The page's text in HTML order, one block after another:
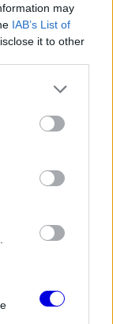
may
IAB’s List of
it to other
more Google
may click to
party tags to
below Google
because
the format
Rengeteg
hogy a
pechünk volt
pedig